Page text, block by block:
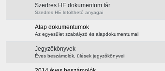
Szedres HE dokumentum tár
Szedres HE letölthető anyagai
Alap dokumentumok
Az egyesület szabályzó és alapdokumentumai
Jegyzőkönyvek
Éves beszámolók, ülések jegyzőkönyvei